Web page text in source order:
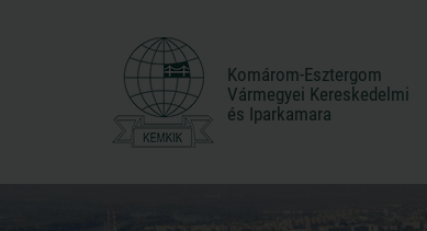
Komárom-Esztergom
Vármegyei Kereskedelmi
és Iparkamara
Komárom-Esztergom
Vármegyei Kereskedelmi
és Iparkamara